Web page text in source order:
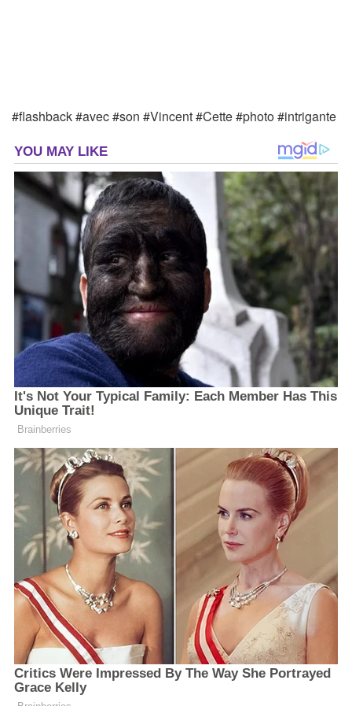
#flashback #avec #son #Vincent #Cette #photo #intrigante